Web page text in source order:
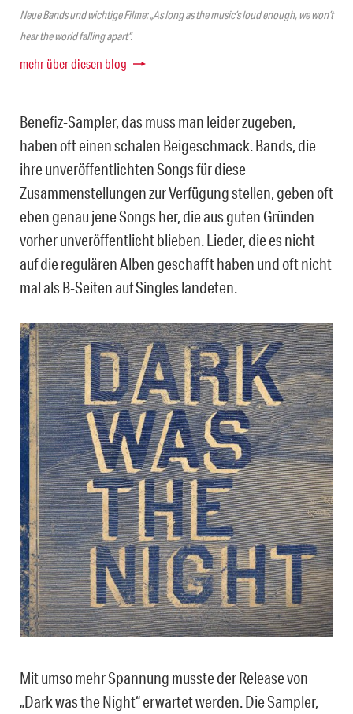
Neue Bands und wichtige Filme: „As long as the music’s loud enough, we won’t
hear the world falling apart“.
mehr über diesen blog
Benefiz-Sampler, das muss man leider zugeben,
haben oft einen schalen Beigeschmack. Bands, die
ihre unveröffentlichten Songs für diese
Zusammenstellungen zur Verfügung stellen, geben oft
eben genau jene Songs her, die aus guten Gründen
vorher unveröffentlicht blieben. Lieder, die es nicht
auf die regulären Alben geschafft haben und oft nicht
mal als B-Seiten auf Singles landeten.
Mit umso mehr Spannung musste der Release von
„Dark was the Night“ erwartet werden. Die Sampler,